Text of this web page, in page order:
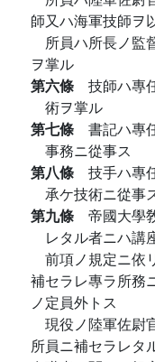
師又ハ海軍技師ヲ
所員ハ所長ノ監
ヲ掌ル
第六條 技師ハ專
術ヲ掌ル
第七條 書記ハ專
事務ニ從事ス
第八條 技手ハ專
承ケ技術ニ從事
第九條 帝國大學
レタル者ニハ講
前項ノ規定ニ依
補セラレ專ラ所務
ノ定員外トス
現役ノ陸軍佐尉
所員ニ補セラレタ